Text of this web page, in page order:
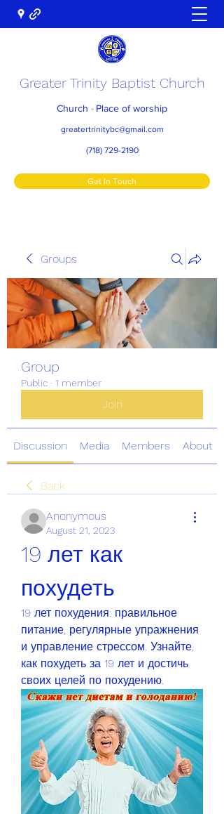
Greater Trinity Baptist Church
Church · Place of worship
greatertrinitybc@gmail.com
(718) 729-2190
Get In Touch
Groups
Group
Public · 1 member
Join
Discussion Media Members About
Back
Anonymous
August 21, 2023
19 лет как
похудеть
19 лет похудения: правильное
питание, регулярные упражнения
и управление стрессом. Узнайте,
как похудеть за 19 лет и достичь
своих целей по похудению.